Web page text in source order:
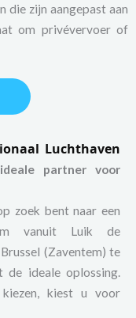
die zijn aangepast aan
om privévervoer of
Luchthaven
partner voor
zoek bent naar een
vanuit Luik de
(Zaventem) te
de ideale oplossing.
kiest u voor